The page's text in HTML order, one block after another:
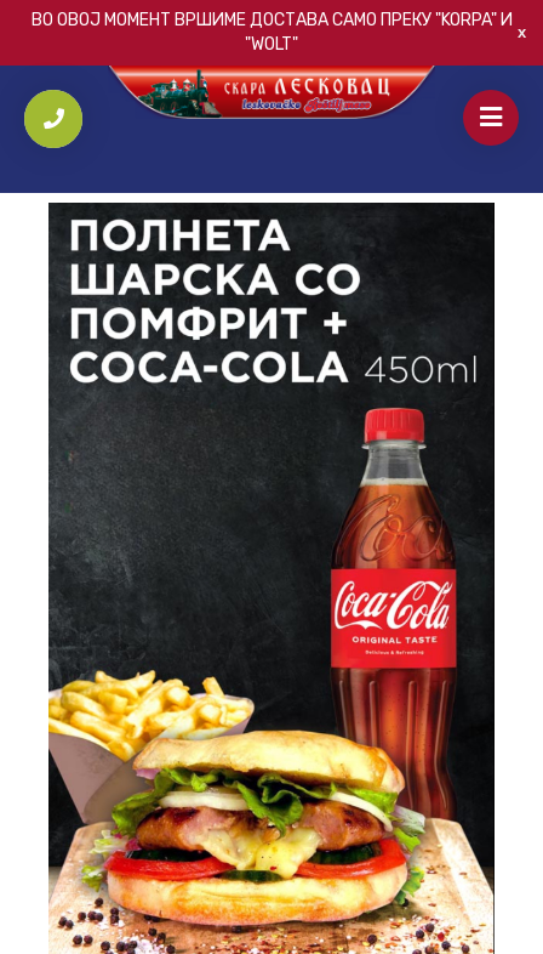
ВО ОВОЈ МОМЕНТ ВРШИМЕ ДОСТАВА САМО ПРЕКУ"KORPA"И
"WOLT"
ПОЧЕТНА
КОМБО – ПОЛНЕТА ШАРСКА СО ПОМФРИТ +
COCA-COLA